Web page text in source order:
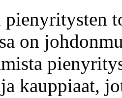
on
kauppiaat,